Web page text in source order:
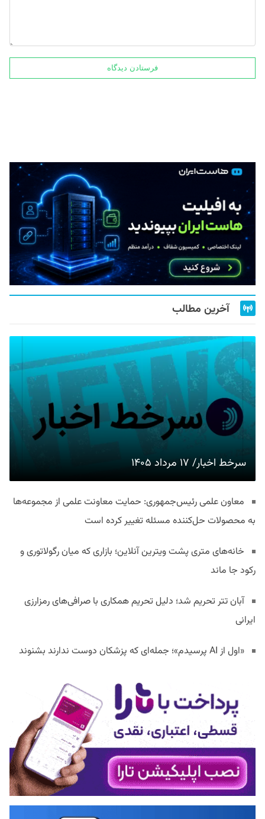
آخرین مطالب
سرخط اخبار/ ۱۷ مرداد ۱۴۰۵
معاون علمی رئیس‌جمهوری: حمایت معاونت علمی از مجموعه‌ها
به محصولات حل‌کننده مسئله تغییر کرده است
خانه‌های متری پشت ویترین آنلاین؛ بازاری که میان رگولاتوری و
رکود جا ماند
آبان تتر تحریم شد؛ دلیل تحریم همکاری با صرافی‌های رمزارزی
ایرانی
«اول از AI پرسیدم»؛ جمله‌ای که پزشکان دوست ندارند بشنوند